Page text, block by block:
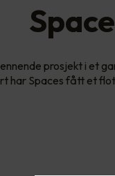
prosjekt i et
har Spaces fått et